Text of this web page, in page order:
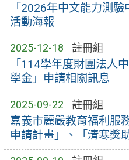
「2026年中文能力測
活動海報
2025-12-18 註冊組
「114學年度財團法人
學金」申請相關訊息
2025-09-22 註冊組
嘉義市麗嚴教育福利服
申請計畫」、「清寒獎